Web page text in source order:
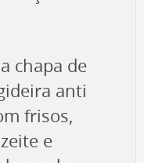
chapa de
anti
frisos,
e